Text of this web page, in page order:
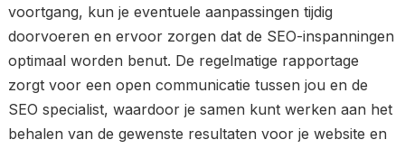
voortgang, kun je eventuele aanpassingen tijdig
doorvoeren en ervoor zorgen dat de SEO-inspanningen
optimaal worden benut. De regelmatige rapportage
zorgt voor een open communicatie tussen jou en de
SEO specialist, waardoor je samen kunt werken aan het
behalen van de gewenste resultaten voor je website en